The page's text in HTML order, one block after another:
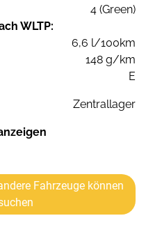
4 (Green)
WLTP:
6,6 l/100km
148 g/km
E
Zentrallager
Fahrzeuge können